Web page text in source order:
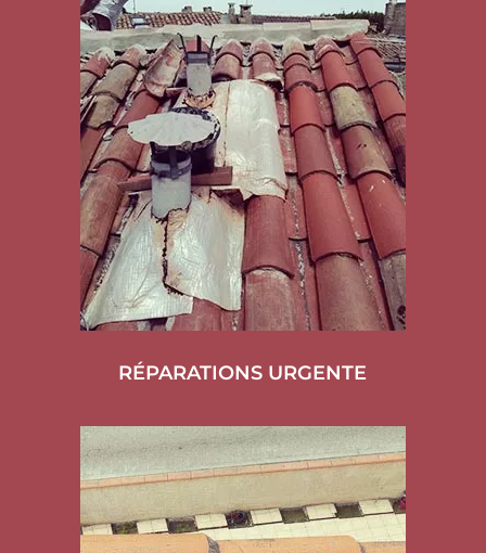
RÉPARATIONS URGENTE